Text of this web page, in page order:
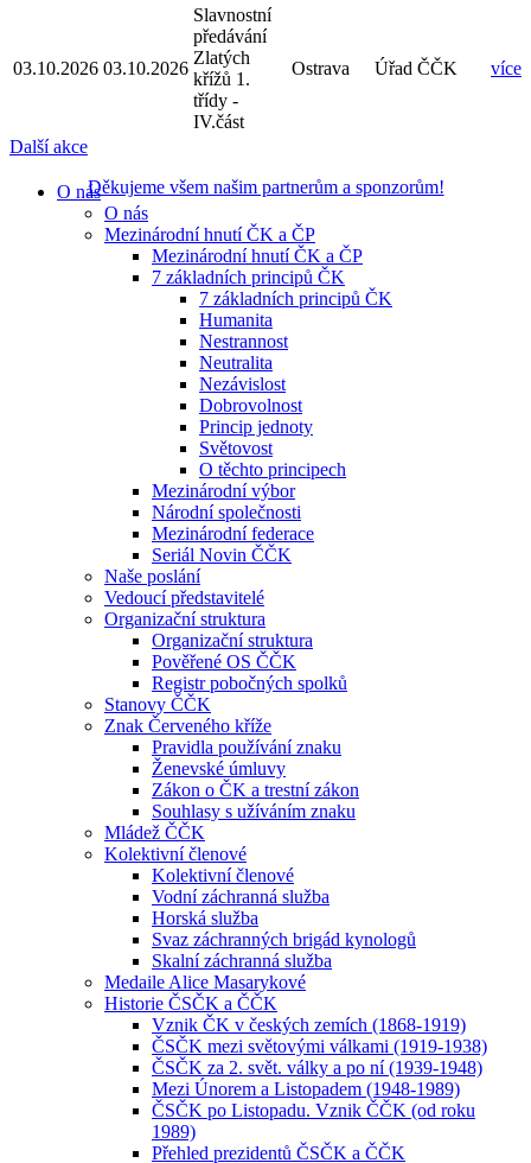
03.10.2026 03.10.2026
Slavnostní
předávání
Zlatých
křížů 1.
třídy -
IV.část
Ostrava Úřad ČČK více
Další akce
Děkujeme všem našim partnerům a sponzorům!
O nás
O nás
Mezinárodní hnutí ČK a ČP
Mezinárodní hnutí ČK a ČP
7 základních principů ČK
7 základních principů ČK
Humanita
Nestrannost
Neutralita
Nezávislost
Dobrovolnost
Princip jednoty
Světovost
O těchto principech
Mezinárodní výbor
Národní společnosti
Mezinárodní federace
Seriál Novin ČČK
Naše poslání
Vedoucí představitelé
Organizační struktura
Organizační struktura
Pověřené OS ČČK
Registr pobočných spolků
Stanovy ČČK
Znak Červeného kříže
Pravidla používání znaku
Ženevské úmluvy
Zákon o ČK a trestní zákon
Souhlasy s užíváním znaku
Mládež ČČK
Kolektivní členové
Kolektivní členové
Vodní záchranná služba
Horská služba
Svaz záchranných brigád kynologů
Skalní záchranná služba
Medaile Alice Masarykové
Historie ČSČK a ČČK
Vznik ČK v českých zemích (1868-1919)
ČSČK mezi světovými válkami (1919-1938)
ČSČK za 2. svět. války a po ní (1939-1948)
Mezi Únorem a Listopadem (1948-1989)
ČSČK po Listopadu. Vznik ČČK (od roku
1989)
Přehled prezidentů ČSČK a ČČK